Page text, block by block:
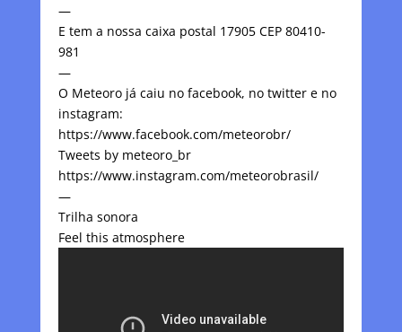
—
E tem a nossa caixa postal 17905 CEP 80410-
981
—
O Meteoro já caiu no facebook, no twitter e no
instagram:
https://www.facebook.com/meteorobr/
Tweets by meteoro_br
https://www.instagram.com/meteorobrasil/
—
Trilha sonora
Feel this atmosphere